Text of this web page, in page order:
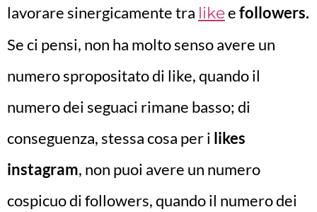
lavorare sinergicamente tra likeefollowers.
Se ci pensi, non ha molto senso avere un
numero spropositato di like, quando il
numero dei seguaci rimane basso; di
conseguenza, stessa cosa per i likes
instagram, non puoi avere un numero
cospicuo di followers, quando il numero dei